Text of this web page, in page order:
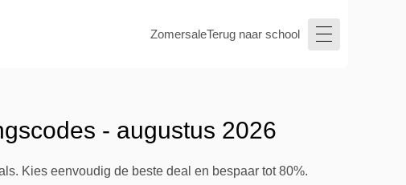
ZomersaleTerug naar school
- augustus 2026
Kies eenvoudig de beste deal en bespaar tot 80%.